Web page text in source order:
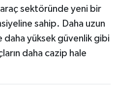
sektöründe yeni bir
sahip. Daha uzun
daha yüksek güvenlik gibi
daha cazip hale